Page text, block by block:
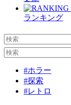
ランキング
#ホラー
#探索
#レトロ